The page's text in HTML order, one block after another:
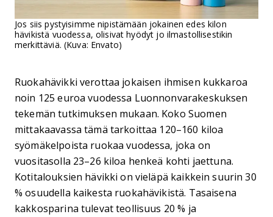
Jos siis pystyisimme nipistämään jokainen edes kilon
hävikistä vuodessa, olisivat hyödyt jo ilmastollisestikin
merkittäviä. (Kuva: Envato)
Ruokahävikki verottaa jokaisen ihmisen kukkaroa
noin 125 euroa vuodessa Luonnonvarakeskuksen
tekemän tutkimuksen mukaan. Koko Suomen
mittakaavassa tämä tarkoittaa 120–160 kiloa
syömäkelpoista ruokaa vuodessa, joka on
vuositasolla 23–26 kiloa henkeä kohti jaettuna.
Kotitalouksien hävikki on vieläpä kaikkein suurin 30
% osuudella kaikesta ruokahävikistä. Tasaisena
kakkosparina tulevat teollisuus 20 % ja